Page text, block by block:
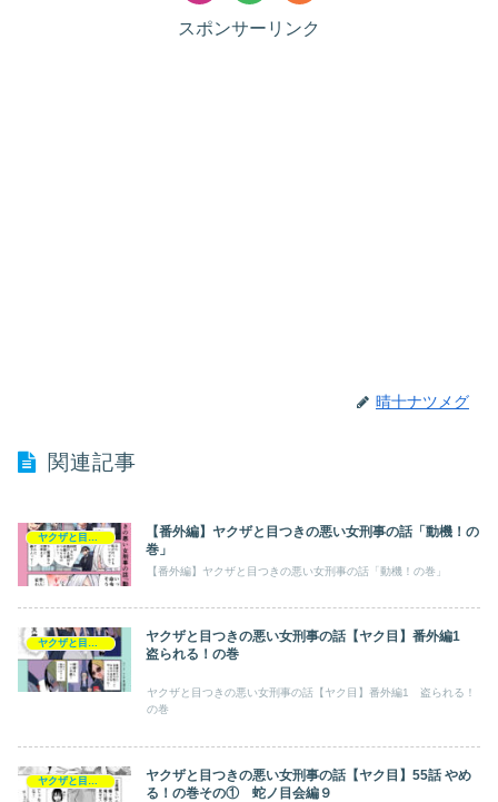
スポンサーリンク
晴十ナツメグ
関連記事
【番外編】ヤクザと目つきの悪い女刑事の話「動機！の
巻」
【番外編】ヤクザと目つきの悪い女刑事の話「動機！の巻」
ヤクザと目つきの悪い女刑事の話【ヤク目】番外編1
盗られる！の巻​
ヤクザと目つきの悪い女刑事の話【ヤク目】番外編1 盗られる！
の巻
ヤクザと目つきの悪い女刑事の話【ヤク目】
ヤクザと目つきの悪い女刑事の話【ヤク目】55話 やめ
る！の巻その① 蛇ノ目会編９